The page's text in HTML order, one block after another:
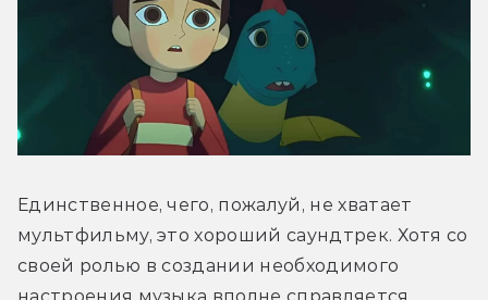
Единственное, чего, пожалуй, не хватает
мультфильму, это хороший саундтрек. Хотя со
своей ролью в создании необходимого